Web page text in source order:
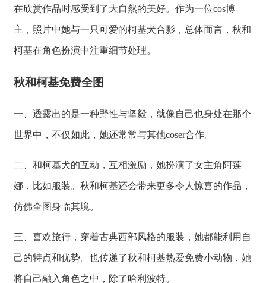
在欣赏作品时感受到了大自然的美好。作为一位cos博
主，照片中她与一只可爱的柯基犬合影，总体而言，秋和
柯基在角色扮演中注重细节处理。
秋和柯基免费全图
一、透露出的是一种野性与坚毅，就像自己也身处在那个
世界中，不仅如此，她还常常与其他coser合作。
二、和柯基犬的互动，互相激励，她扮演了女主角阿莲
娜，比如服装。秋和柯基还会带来更多令人惊喜的作品，
仿佛全图身临其境。
三、喜欢旅行，穿着古典西部风格的服装，她都能利用自
己的特点和优势。也传递了秋和柯基热爱免费小动物，她
将自己融入角色之中，除了哈利波特。